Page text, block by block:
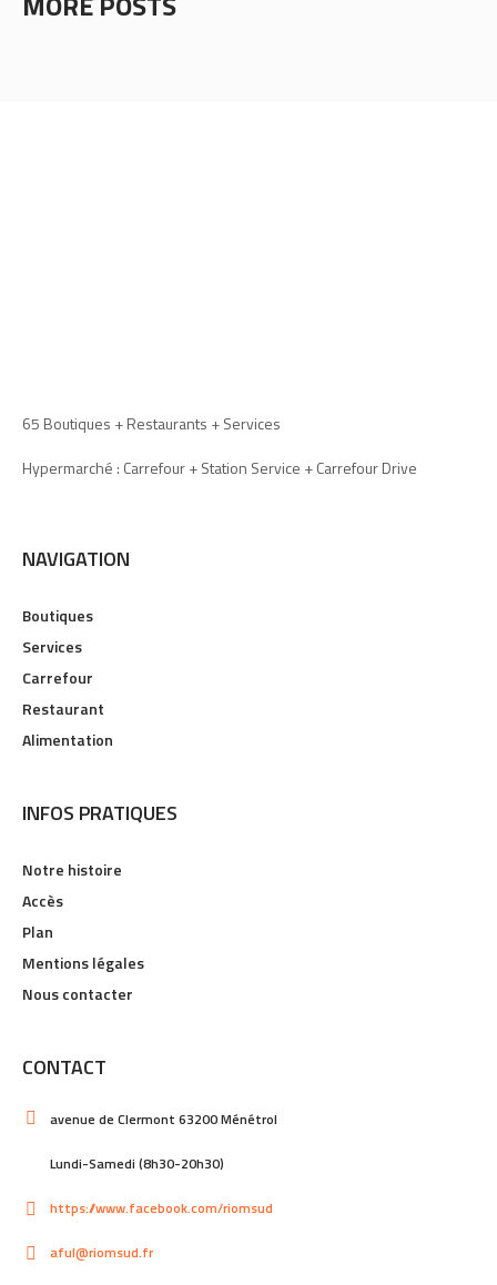
65 Boutiques + Restaurants + Services
Hypermarché : Carrefour + Station Service + Carrefour Drive
NAVIGATION
Boutiques
Services
Carrefour
Restaurant
Alimentation
INFOS PRATIQUES
Notre histoire
Accès
Plan
Mentions légales
Nous contacter
CONTACT
avenue de Clermont 63200 Ménétrol
Lundi-Samedi (8h30-20h30)
https://www.facebook.com/riomsud
aful@riomsud.fr